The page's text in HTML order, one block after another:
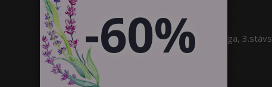
SIA Canvas WAY
Brīvības gatve 323, Rīga, 3.stāvs
info@canvasway.com
-60%